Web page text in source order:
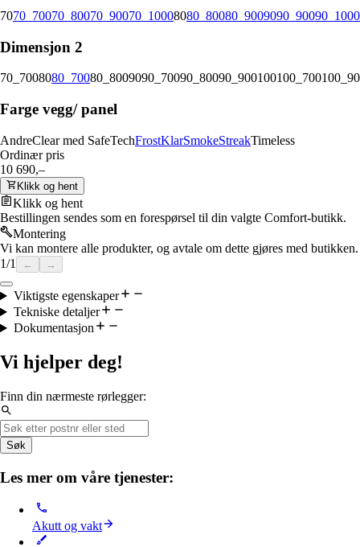
7070_70070_80070_90070_10008080_80080_9009090_90090_1000
Dimensjon 2
70_7008080_70080_8009090_70090_80090_900100100_700
Farge vegg/ panel
AndreClear med SafeTechFrostKlarSmokeStreakTimeless
Ordinær pris
10 690,–
Klikk og hent
Klikk og hent
Bestillingen sendes som en forespørsel til din valgte Comfort-butikk.
Montering
Vi kan montere alle produkter, og avtale om dette gjøres med butikken.
1/1 ← →
Viktigste egenskaper
Tekniske detaljer
Dokumentasjon
Vi hjelper deg!
Finn din nærmeste rørlegger:
Søk
Les mer om våre tjenester:
Akutt og vakt